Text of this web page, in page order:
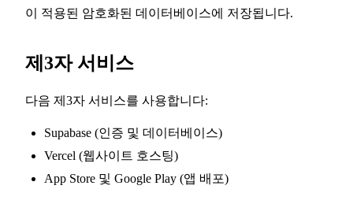
이 적용된 암호화된 데이터베이스에 저장됩니다.
제3자 서비스
다음 제3자 서비스를 사용합니다:
Supabase (인증 및 데이터베이스)
Vercel (웹사이트 호스팅)
App Store 및 Google Play (앱 배포)